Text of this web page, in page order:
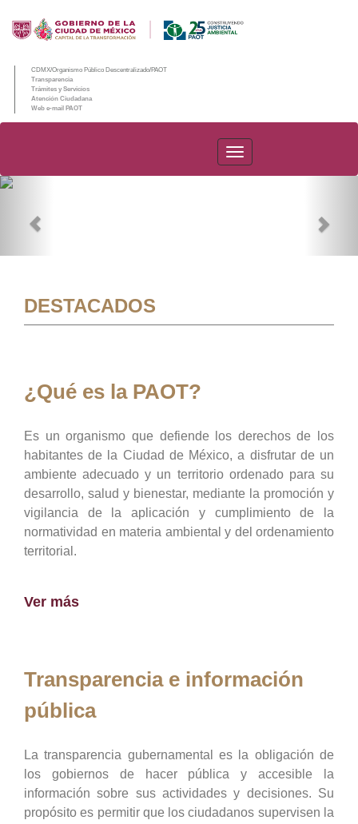
CDMX/Organismo Público Descentralizado/PAOT
Transparencia
Trámites y Servicios
Atención Ciudadana
Web e-mail PAOT
PAOT
DESTACADOS
¿Qué es la PAOT?
Es un organismo que defiende los derechos de los
habitantes de la Ciudad de México, a disfrutar de un
ambiente adecuado y un territorio ordenado para su
desarrollo, salud y bienestar, mediante la promoción y
vigilancia de la aplicación y cumplimiento de la
normatividad en materia ambiental y del ordenamiento
territorial.
Ver más
Transparencia e información
pública
La transparencia gubernamental es la obligación de
los gobiernos de hacer pública y accesible la
información sobre sus actividades y decisiones. Su
propósito es permitir que los ciudadanos supervisen la